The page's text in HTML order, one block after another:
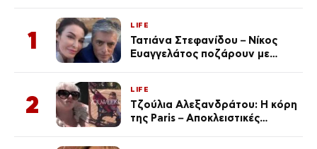
1
LIFE
Τατιάνα Στεφανίδου – Νίκος
Ευαγγελάτος ποζάρουν με
2
LIFE
Τζούλια Αλεξανδράτου: Η κόρη
της Paris – Αποκλειστικές